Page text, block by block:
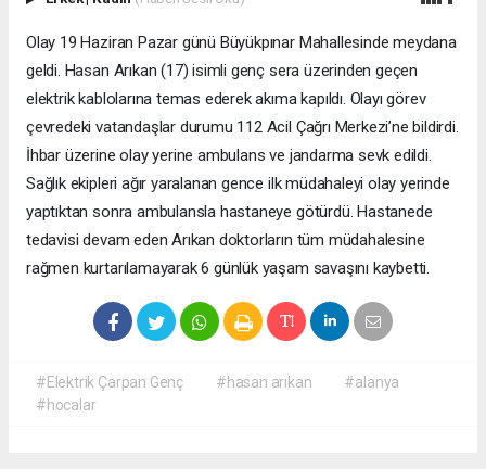
Olay 19 Haziran Pazar günü Büyükpınar Mahallesinde meydana
geldi. Hasan Arıkan (17) isimli genç sera üzerinden geçen
elektrik kablolarına temas ederek akıma kapıldı. Olayı görev
çevredeki vatandaşlar durumu 112 Acil Çağrı Merkezi’ne bildirdi.
İhbar üzerine olay yerine ambulans ve jandarma sevk edildi.
Sağlık ekipleri ağır yaralanan gence ilk müdahaleyi olay yerinde
yaptıktan sonra ambulansla hastaneye götürdü. Hastanede
tedavisi devam eden Arıkan doktorların tüm müdahalesine
rağmen kurtarılamayarak 6 günlük yaşam savaşını kaybetti.
#Elektrik Çarpan Genç #hasan arıkan
#alanya
#hocalar